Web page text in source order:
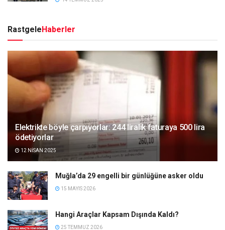
RastgeleHaberler
Elektrikte böyle çarpıyorlar: 244 liralık faturaya 500 lira
ödetiyorlar
12 NISAN 2025
Muğla’da 29 engelli bir günlüğüne asker oldu
15 MAYIS 2026
Hangi Araçlar Kapsam Dışında Kaldı?
25 TEMMUZ 2026